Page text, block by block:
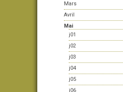
Mars
Avril
Mai
j01
j02
j03
j04
j05
j06